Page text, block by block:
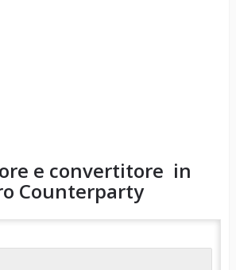
e convertitore in
Counterparty